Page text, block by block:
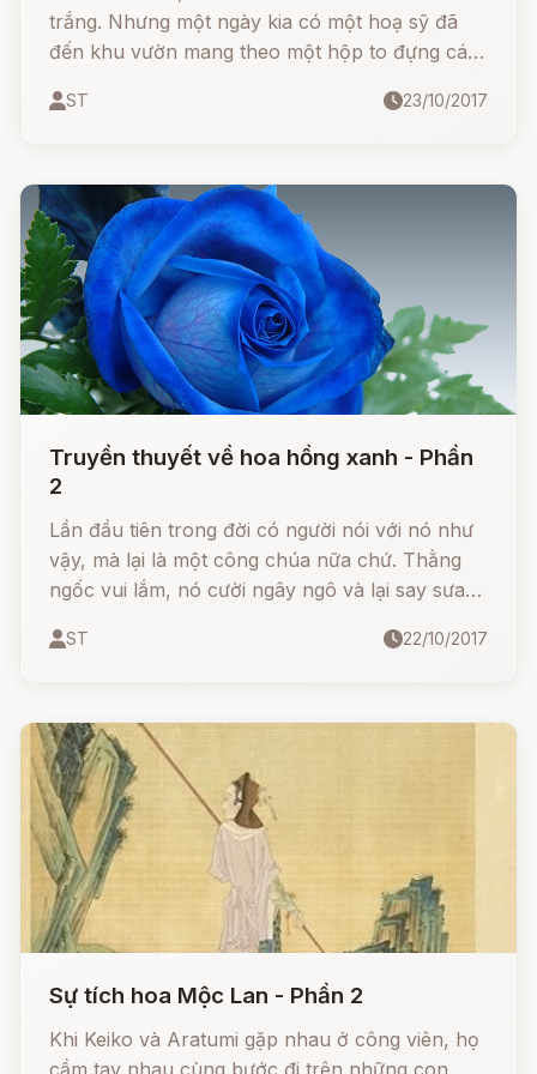
trắng. Nhưng một ngày kia có một hoạ sỹ đã
đến khu vườn mang theo một hộp to đựng các
với các loài hoa và các khóm hoa:
ST 23/10/2017
Truyền thuyết về hoa hồng xanh - Phần
2
Lần đầu tiên trong đời có người nói với nó như
vậy, mà lại là một công chúa nữa chứ. Thằng
ngốc vui lắm, nó cười ngây ngô và lại say sưa
ngày sau đó ngày nào công chúa cũng đến
ST 22/10/2017
Sự tích hoa Mộc Lan - Phần 2
Khi Keiko và Aratumi gặp nhau ở công viên, họ
cầm tay nhau cùng bước đi trên những con